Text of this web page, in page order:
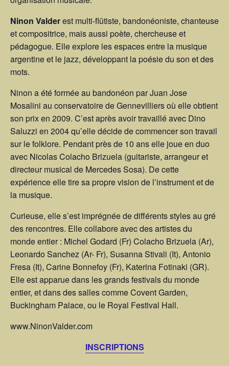
Ninon Valderest multi-flûtiste, bandonéoniste, chanteuse
et compositrice, mais aussi poète, chercheuse et
pédagogue. Elle explore les espaces entre la musique
argentine et le jazz, développant la poésie du son et des
mots.
Ninon a été formée au bandonéon par Juan Jose
Mosalini au conservatoire de Gennevilliers où elle obtient
son prix en 2009. C’est après avoir travaillé avec Dino
Saluzzi en 2004 qu’elle décide de commencer son travail
sur le folklore. Pendant près de 10 ans elle joue en duo
avec Nicolas Colacho Brizuela (guitariste, arrangeur et
directeur musical de Mercedes Sosa). De cette
expérience elle tire sa propre vision de l’instrument et de
la musique.
Curieuse, elle s’est imprégnée de différents styles au gré
des rencontres. Elle collabore avec des artistes du
monde entier : Michel Godard (Fr) Colacho Brizuela (Ar),
Leonardo Sanchez (Ar- Fr), Susanna Stivali (It), Antonio
Fresa (It), Carine Bonnefoy (Fr), Katerina Fotinaki (GR).
Elle est apparue dans les grands festivals du monde
entier, et dans des salles comme Covent Garden,
Buckingham Palace, ou le Royal Festival Hall.
www.NinonValder.com
INSCRIPTIONS